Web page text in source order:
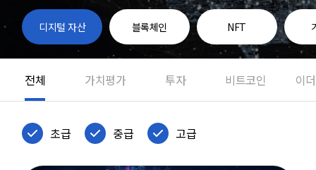
디지털 자산 블록체인 NFT
전체 가치평가 투자 비트코인 이
초급 중급 고급